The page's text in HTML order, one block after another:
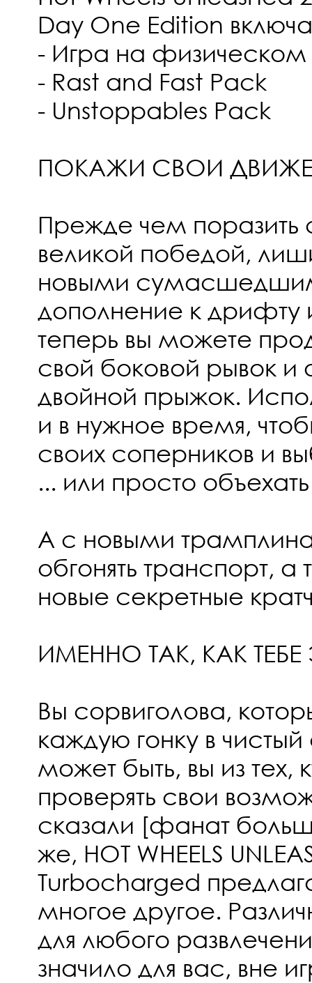
Day One Edition
- Игра на физическом
- Rast and Fast Pack
- Unstoppables Pack
ПОКАЖИ СВОИ
Прежде чем поразить
великой победой,
новыми
дополнение к дрифту
теперь вы можете
свой боковой рывок и
двойной прыжок.
и в нужное время,
своих соперников и
... или просто
А с новыми
обгонять транспорт, а
новые секретные
ИМЕННО ТАК, КАК
Вы сорвиголова,
каждую гонку в
может быть, вы из тех,
проверять свои
сказали [фанат
же, HOT WHEELS
Turbocharged
многое другое.
для любого
значило для вас, вне